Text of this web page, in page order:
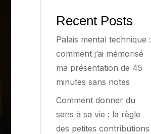
Recent Posts
Palais mental technique :
comment j’ai mémorisé
ma présentation de 45
minutes sans notes
Comment donner du
sens à sa vie : la règle
des petites contributions